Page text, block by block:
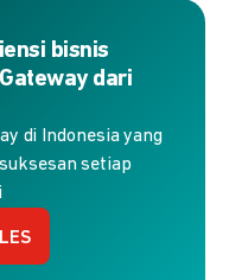
bisnis
dari
di Indonesia yang
setiap